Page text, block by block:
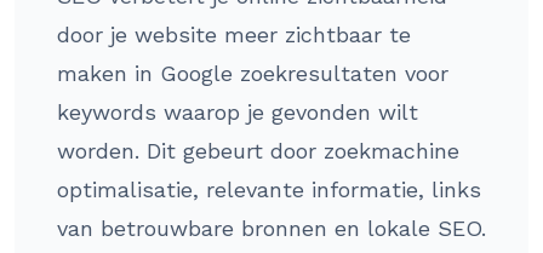
door je website meer zichtbaar te
maken in Google zoekresultaten voor
keywords waarop je gevonden wilt
worden. Dit gebeurt door zoekmachine
optimalisatie, relevante informatie, links
van betrouwbare bronnen en lokale SEO.